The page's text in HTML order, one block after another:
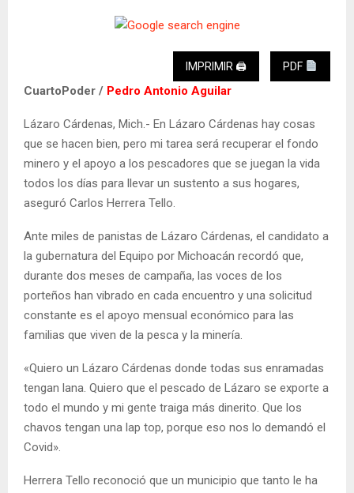
IMPRIMIR 🖨 PDF
CuartoPoder / Pedro Antonio Aguilar
Lázaro Cárdenas, Mich.- En Lázaro Cárdenas hay cosas
que se hacen bien, pero mi tarea será recuperar el fondo
minero y el apoyo a los pescadores que se juegan la vida
todos los días para llevar un sustento a sus hogares,
aseguró Carlos Herrera Tello.
Ante miles de panistas de Lázaro Cárdenas, el candidato a
la gubernatura del Equipo por Michoacán recordó que,
durante dos meses de campaña, las voces de los
porteños han vibrado en cada encuentro y una solicitud
constante es el apoyo mensual económico para las
familias que viven de la pesca y la minería.
«Quiero un Lázaro Cárdenas donde todas sus enramadas
tengan lana. Quiero que el pescado de Lázaro se exporte a
todo el mundo y mi gente traiga más dinerito. Que los
chavos tengan una lap top, porque eso nos lo demandó el
Covid».
Herrera Tello reconoció que un municipio que tanto le ha